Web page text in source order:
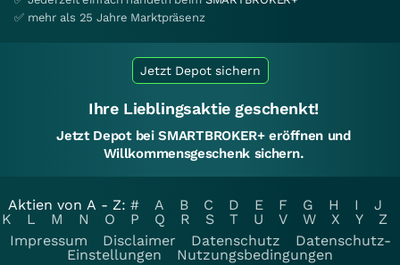
✅ mehr als 25 Jahre Marktpräsenz
Jetzt Depot sichern
Ihre Lieblingsaktie geschenkt!
Jetzt Depot bei SMARTBROKER+ eröffnen und
Willkommensgeschenk sichern.
Aktien von A - Z: # A B C D E F G H I
J
K
L M N O P Q R S T U V W X Y
Z
Impressum
Disclaimer Datenschutz
Datenschutz-
Einstellungen
Nutzungsbedingungen